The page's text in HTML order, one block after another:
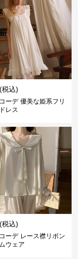
(税込)
ーデ 優美な姫系フリ
レス
(税込)
ーデ レース襟リボン
ウェア